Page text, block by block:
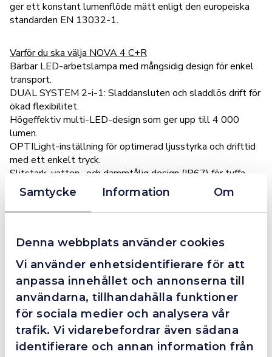
Samtycke Information Om
Denna webbplats använder cookies
Vi använder enhetsidentifierare för att
anpassa innehållet och annonserna till
användarna, tillhandahålla funktioner
för sociala medier och analysera vår
trafik. Vi vidarebefordrar även sådana
identifierare och annan information från
ger ett konstant lumenflöde mätt enligt den europeiska
standarden EN 13032-1.
Varför du ska välja NOVA 4 C+R
Bärbar LED-arbetslampa med mångsidig design för enkel
transport.
DUAL SYSTEM 2-i-1: Sladdansluten och sladdlös drift för
ökad flexibilitet.
Högeffektiv multi-LED-design som ger upp till 4 000
lumen.
OPTILight-inställning för optimerad ljusstyrka och drifttid
med ett enkelt tryck.
Slitstark, vatten- och dammtålig design (IP67) för tuffa
arbetsförhållanden.
Rough Service-certifierad.
44 % återvunnet material.
Reservdelar finns tillgängliga.
att förbättra funktionaliteten.
SCANGRIP FÖR LIVET.
En banbrytande strategi som fokuserar på att återuppfinna
designen och funktionaliteten hos LED-arbetslampor och
optimera energieffektiviteten till det yttersta. Med fokus
på hållbarhet omprövas traditionella standarder och